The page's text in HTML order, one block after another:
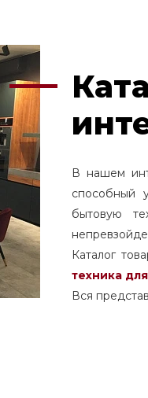
В нашем
способный
бытовую
Каталог
техника
Вся